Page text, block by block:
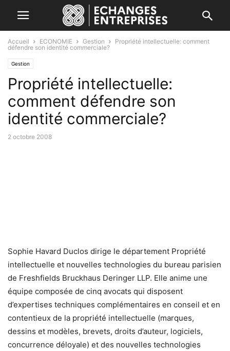
Accueil ECONOMIE Gestion
Propriété intellectuelle: comment
défendre son identité commerciale?
Gestion
Propriété intellectuelle:
comment défendre son
identité commerciale?
2 octobre 2008
Sophie Havard Duclos dirige le département Propriété
intellectuelle et nouvelles technologies du bureau parisien
de Freshfields Bruckhaus Deringer LLP. Elle anime une
équipe composée de cinq avocats qui disposent
d’expertises techniques complémentaires en conseil et en
contentieux de la propriété intellectuelle (marques,
dessins et modèles, brevets, droits d’auteur, logiciels,
concurrence déloyale) et des nouvelles technologies